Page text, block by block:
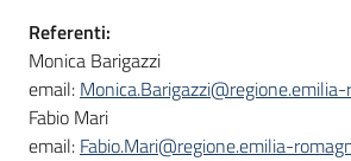
Referenti:
Monica Barigazzi
email:
Fabio Mari
email: Fabio.Mari@regione.emilia-